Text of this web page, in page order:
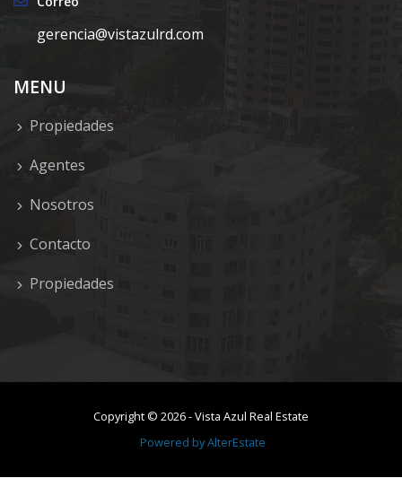
gerencia@vistazulrd.com
MENU
Propiedades
Agentes
Nosotros
Contacto
Propiedades
Copyright © 2026-Vista Azul Real Estate
Powered byAlterEstate